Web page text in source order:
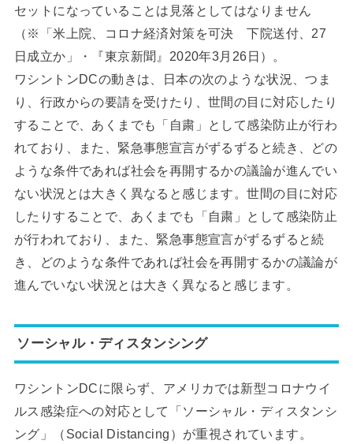
セットになっていることは見落としてはなりません
（※「米上院、コロナ経済対策を可決 下院送付、27
日成立か」・『東京新聞』2020年3月26日）。
ワシントンDCの動きは、日本の次のような状況、つま
り、行政からの要請を受けたり、世間の目に対応したり
することで、あくまでも「自粛」として感染防止が行わ
れており、また、緊急事態宣言がずるずると続き、どの
ような条件であれば社会を再開するかの議論が進んでい
ない状況とは大きく異なると感じます。世間の目に対応
したりすることで、あくまでも「自粛」として感染防止
が行われており、また、緊急事態宣言がずるずると続
き、どのような条件であれば社会を再開するかの議論が
進んでいない状況とは大きく異なると感じます。
ソーシャル・ディスタンシング
ワシントンDCに限らず、アメリカでは新型コロナウイ
ルス感染症への対応として「ソーシャル・ディスタンシ
ング」（Social Distancing）が重視されています。